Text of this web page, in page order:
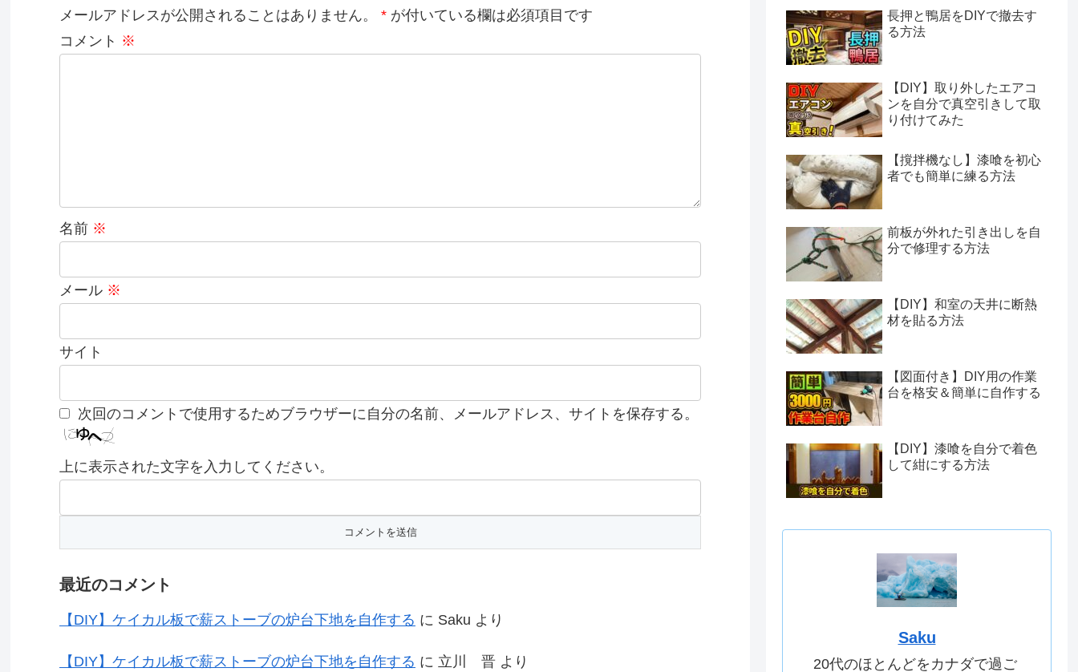
メールアドレスが公開されることはありません。 * が付いている欄は必須項目です
コメント ※
名前 ※
メール ※
サイト
次回のコメントで使用するためブラウザーに自分の名前、メールアドレス、サイトを保存する。
上に表示された文字を入力してください。
最近のコメント
【DIY】ケイカル板で薪ストーブの炉台下地を自作する に Saku より
【DIY】ケイカル板で薪ストーブの炉台下地を自作する に 立川 晋 より
長押と鴨居をDIYで撤去す
る方法
【DIY】取り外したエアコ
ンを自分で真空引きして取
り付けてみた
【撹拌機なし】漆喰を初心
者でも簡単に練る方法
前板が外れた引き出しを自
分で修理する方法
【DIY】和室の天井に断熱
材を貼る方法
【図面付き】DIY用の作業
台を格安＆簡単に自作する
【DIY】漆喰を自分で着色
して紺にする方法
Saku
20代のほとんどをカナダで過ご